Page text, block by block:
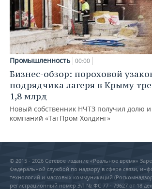
Промышленность 00:00
Бизнес-обзор: пороховой
подрядчика лагеря в Крыму
1,8 млрд
Новый собственник НЧТЗ получил долю и
компаний «ТатПром-Холдинг»
© 2015 - 2026 Сетевое издание «Реальное время»
Федеральной службой по надзору в сфере связи,
технологий и массовых коммуникаций
регистрационный номер ЭЛ № ФС 77 - 79627 от 18